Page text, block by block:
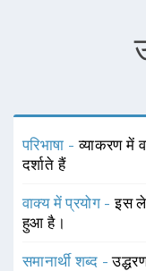
परिभाषा -व्याकरण में
दर्शाते हैं
वाक्य में प्रयोग -इस
हुआ है।
समानार्थी शब्द -